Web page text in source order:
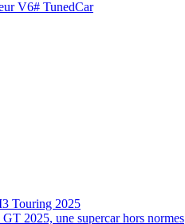
V6# TunedCar
Touring 2025
2025, une supercar hors normes